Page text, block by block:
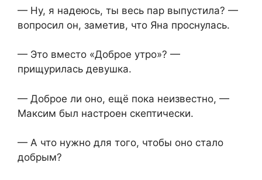
— Ну, я надеюсь, ты весь пар выпустила? —
вопросил он, заметив, что Яна проснулась.
— Это вместо «Доброе утро»? —
прищурилась девушка.
— Доброе ли оно, ещё пока неизвестно, —
Максим был настроен скептически.
— А что нужно для того, чтобы оно стало
добрым?